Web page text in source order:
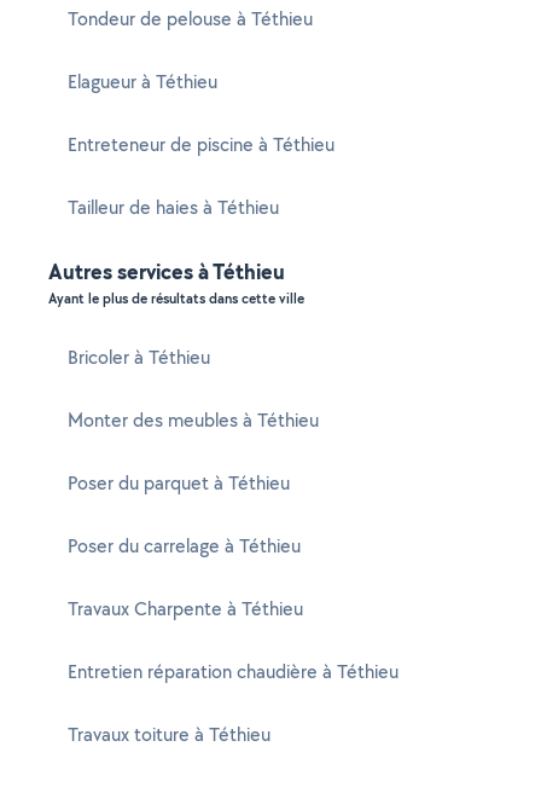
Tondeur de pelouse à Téthieu
Elagueur à Téthieu
Entreteneur de piscine à Téthieu
Tailleur de haies à Téthieu
Autres services à Téthieu
Ayant le plus de résultats dans cette ville
Bricoler à Téthieu
Monter des meubles à Téthieu
Poser du parquet à Téthieu
Poser du carrelage à Téthieu
Travaux Charpente à Téthieu
Entretien réparation chaudière à Téthieu
Travaux toiture à Téthieu